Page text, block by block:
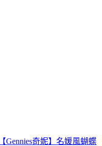
【Gennies奇妮】名媛風蝴蝶